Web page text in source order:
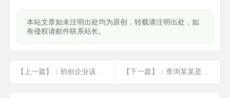
本站文章如未注明出处均为原创，转载请注明出处，如
有侵权请邮件联系站长。
【上一篇】：初创企业该如何进行定位（创业者必备） 【下一篇】：查询某某是否有案底的小技巧